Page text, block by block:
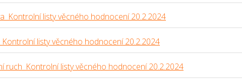
listy věcného hodnocení 20.2.2024
listy věcného hodnocení 20.2.2024
ruch_Kontrolní listy věcného hodnocení 20.2.2024